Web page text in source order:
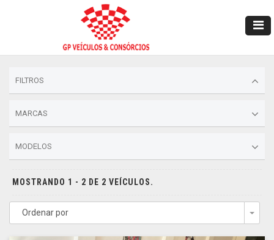
FILTROS
MARCAS
MODELOS
MOSTRANDO 1 - 2 DE 2 VEÍCULOS.
Ordenar por